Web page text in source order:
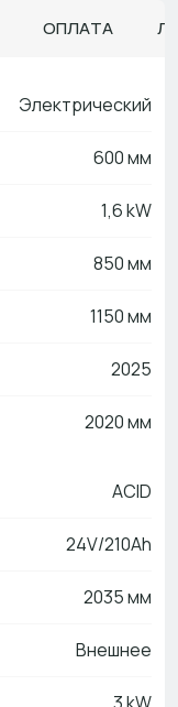
ОПЛАТА
Электрический
600 мм
1,6 kW
850 мм
1150 мм
2025
2020 мм
ACID
24V/210Ah
2035 мм
Внешнее